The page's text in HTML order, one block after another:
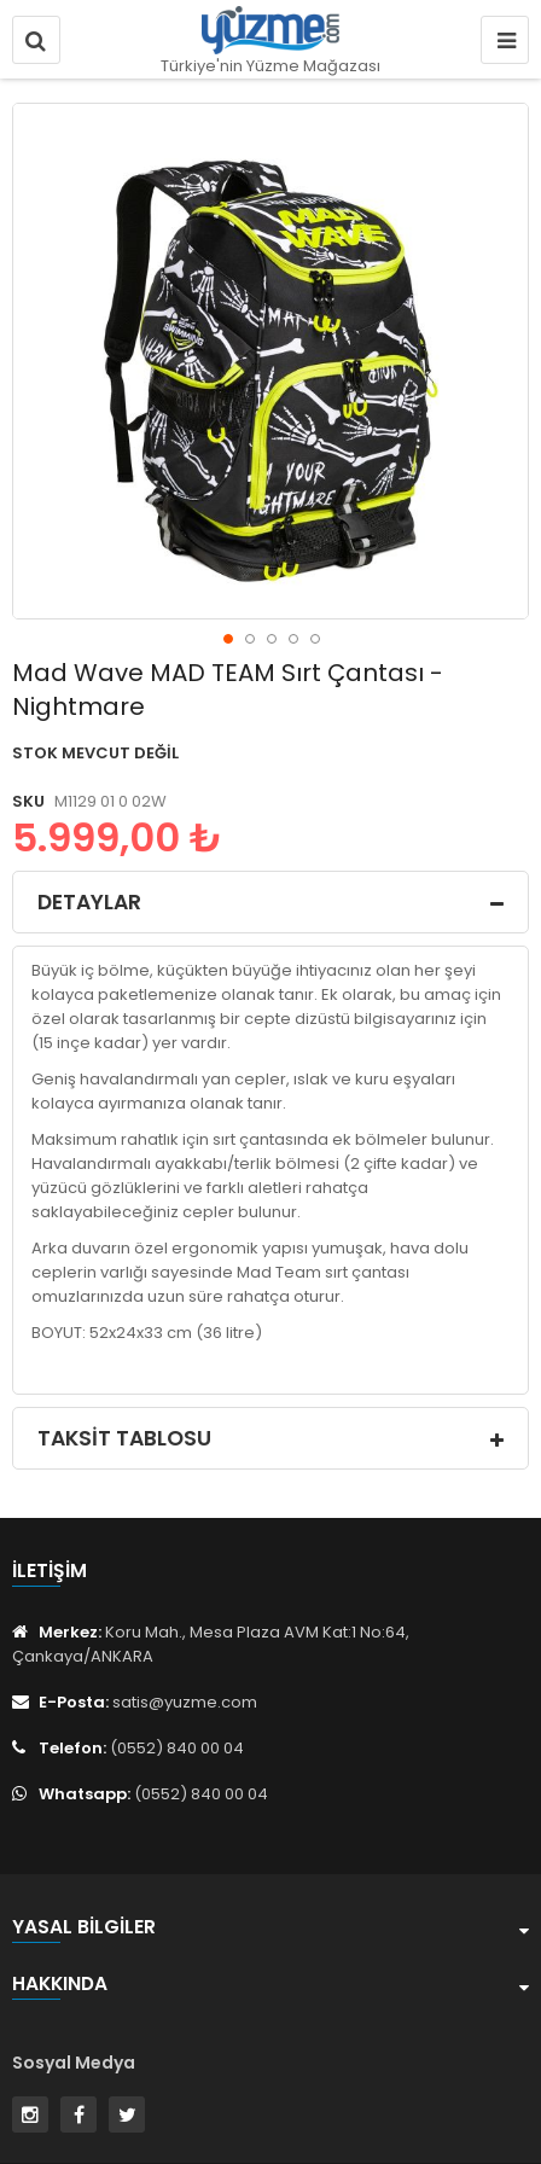
Türkiye'nin Yüzme Mağazası
Mad Wave MAD TEAM Sırt Çantası -
Nightmare
STOK MEVCUT DEĞIL
SKU M1129 01 0 02W
5.999,00 ₺
Resim
Resim
başlangıcına
DETAYLAR
Büyük iç bölme, küçükten büyüğe ihtiyacınız olan her şeyi
kolayca paketlemenize olanak tanır. Ek olarak, bu amaç için
özel olarak tasarlanmış bir cepte dizüstü bilgisayarınız için
(15 inçe kadar) yer vardır.
Geniş havalandırmalı yan cepler, ıslak ve kuru eşyaları
kolayca ayırmanıza olanak tanır.
Maksimum rahatlık için sırt çantasında ek bölmeler bulunur.
Havalandırmalı ayakkabı/terlik bölmesi (2 çifte kadar) ve
yüzücü gözlüklerini ve farklı aletleri rahatça
saklayabileceğiniz cepler bulunur.
Arka duvarın özel ergonomik yapısı yumuşak, hava dolu
ceplerin varlığı sayesinde Mad Team sırt çantası
omuzlarınızda uzun süre rahatça oturur.
BOYUT: 52x24x33 cm (36 litre)
TAKSIT TABLOSU
İLETIŞIM
Merkez:Koru Mah., Mesa Plaza AVM Kat:1 No:64,
Çankaya/ANKARA
E-Posta:satis@yuzme.com
Telefon: (0552) 840 00 04
Whatsapp: (0552) 840 00 04
YASAL BILGILER
HAKKINDA
Sosyal Medya